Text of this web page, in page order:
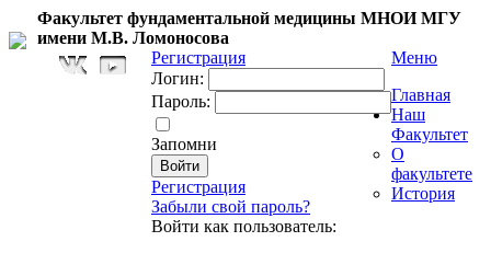
Факультет фундаментальной медицины МНОИ МГУ
имени М.В. Ломоносова
Регистрация
Логин:
Пароль:
Запомни
Регистрация
Забыли свой пароль?
Войти как пользователь:
Меню
Главная
Наш
Факультет
О
факультете
История